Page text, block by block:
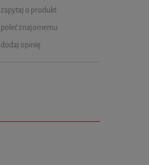
zapytaj o produkt
poleć znajomemu
dodaj opinię